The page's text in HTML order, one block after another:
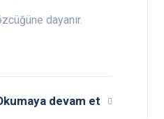
dayanır.
devam et